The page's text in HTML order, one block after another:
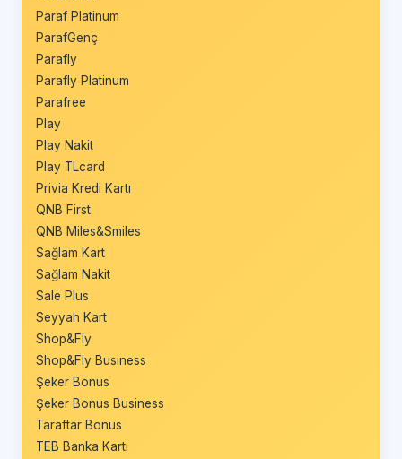
Paraf Platinum
ParafGenç
Parafly
Parafly Platinum
Parafree
Play
Play Nakit
Play TLcard
Privia Kredi Kartı
QNB First
QNB Miles&Smiles
Sağlam Kart
Sağlam Nakit
Sale Plus
Seyyah Kart
Shop&Fly
Shop&Fly Business
Şeker Bonus
Şeker Bonus Business
Taraftar Bonus
TEB Banka Kartı